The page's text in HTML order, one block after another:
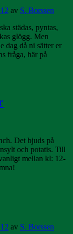
av S. Borssen
städas, pyntas,
glögg. Men
dag då ni sätter er
fråga, här på
Det bjuds på
och potatis. Till
mellan kl: 12-
av S. Borssen